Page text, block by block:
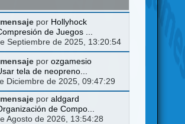
por Hollyhock
de Juegos ...
Septiembre de 2025, 13:20:54
por ozgamesio
tela de neopreno...
Diciembre de 2025, 09:47:29
por aldgard
de Compo...
Agosto de 2026, 13:54:28